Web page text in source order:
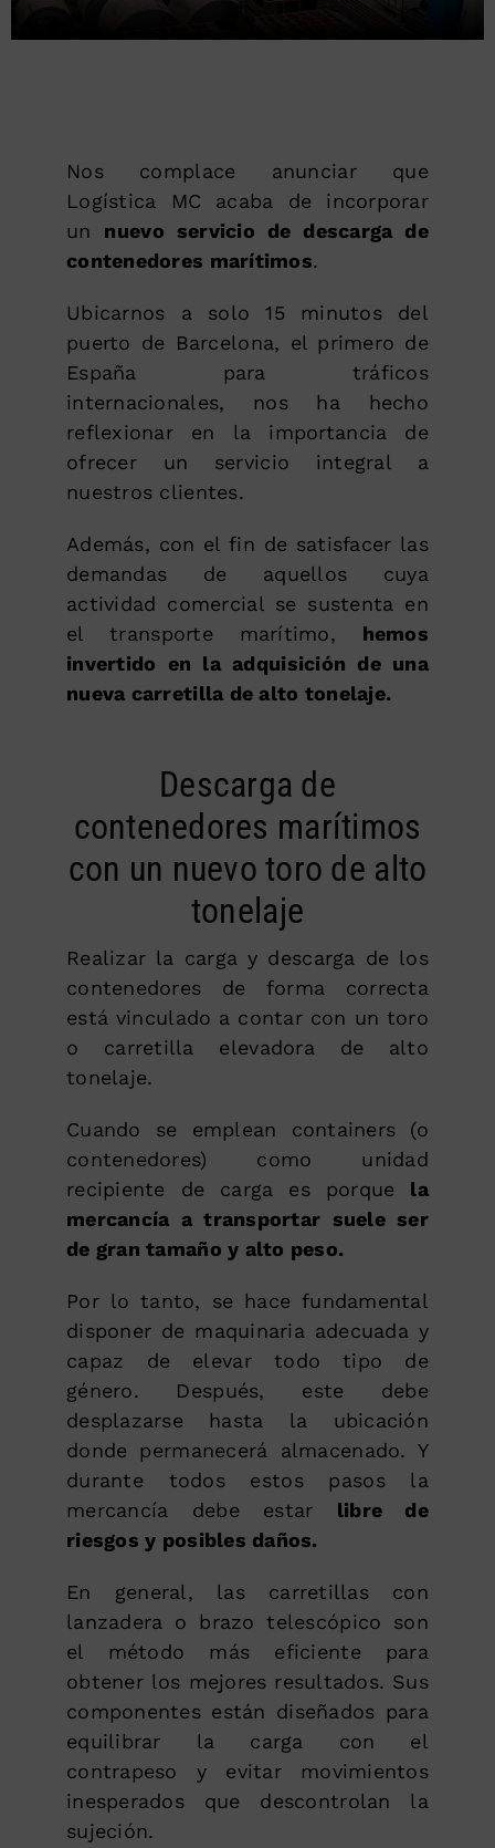
Nos complace anunciar que
Logística MC acaba de incorporar
un nuevo servicio de descarga de
contenedores marítimos.
Ubicarnos a solo 15 minutos del
puerto de Barcelona, el primero de
España para tráficos
internacionales, nos ha hecho
reflexionar en la importancia de
ofrecer un servicio integral a
nuestros clientes.
Además, con el fin de satisfacer las
demandas de aquellos cuya
actividad comercial se sustenta en
el transporte marítimo, hemos
invertido en la adquisición de una
nueva carretilla de alto tonelaje.
Descarga de
contenedores marítimos
con un nuevo toro de alto
tonelaje
Realizar la carga y descarga de los
contenedores de forma correcta
está vinculado a contar con un toro
o carretilla elevadora de alto
tonelaje.
Cuando se emplean containers (o
contenedores) como unidad
recipiente de carga es porque la
mercancía a transportar suele ser
de gran tamaño y alto peso.
Por lo tanto, se hace fundamental
disponer de maquinaria adecuada y
capaz de elevar todo tipo de
género. Después, este debe
desplazarse hasta la ubicación
donde permanecerá almacenado. Y
durante todos estos pasos la
mercancía debe estar libre de
riesgos y posibles daños.
En general, las carretillas con
lanzadera o brazo telescópico son
el método más eficiente para
obtener los mejores resultados. Sus
componentes están diseñados para
equilibrar la carga con el
contrapeso y evitar movimientos
inesperados que descontrolan la
sujeción.